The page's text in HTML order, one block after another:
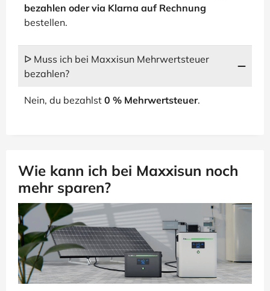
bezahlen oder via Klarna auf Rechnung
bestellen.
ᐅ Muss ich bei Maxxisun Mehrwertsteuer
bezahlen?
Nein, du bezahlst 0 % Mehrwertsteuer.
Wie kann ich bei Maxxisun noch
mehr sparen?